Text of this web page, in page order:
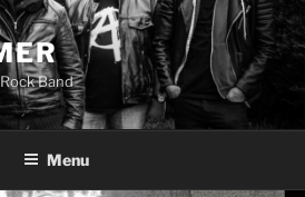
Band
Menu